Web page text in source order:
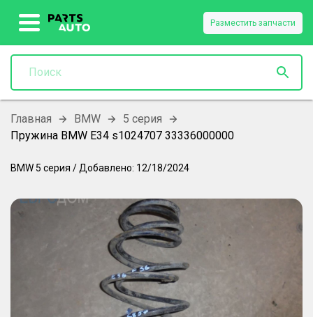
Разместить запчасти
Главная BMW
5 серия
Пружина BMW E34 s1024707 33336000000
BMW 5 серия / Добавлено: 12/18/2024